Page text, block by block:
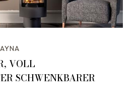
VOLL
SCHWENKBARER